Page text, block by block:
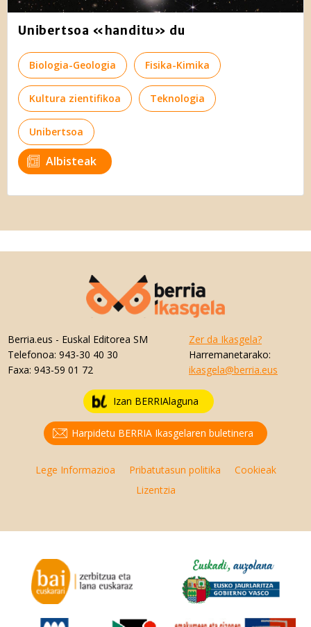
Unibertsoa «handitu» du
Biologia-Geologia Fisika-Kimika
Kultura zientifikoa Teknologia
Unibertsoa
Albisteak
Berria.eus - Euskal Editorea SM
Telefonoa: 943-30 40 30
Faxa: 943-59 01 72
Zer da Ikasgela?
Harremanetarako:
ikasgela@berria.eus
Izan BERRIAlaguna
Harpidetu BERRIA Ikasgelaren buletinera
Lege Informazioa Pribatutasun politika
Cookieak
Lizentzia